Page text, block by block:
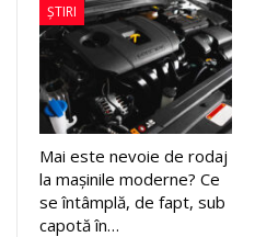
ȘTIRI
Mai este nevoie de rodaj
la mașinile moderne? Ce
se întâmplă, de fapt, sub
capotă în…